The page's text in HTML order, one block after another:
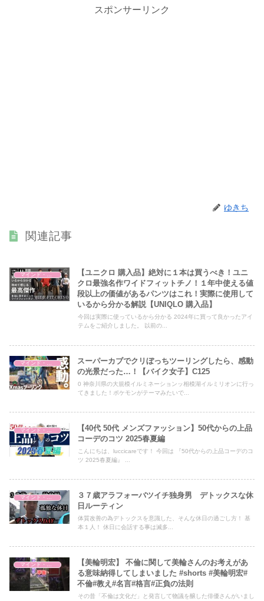
スポンサーリンク
ゆきち
関連記事
マインド・哲学
【ユニクロ 購入品】絶対に１本は買うべき！ユニ
クロ最強名作ワイドフィットチノ！１年中使える値
段以上の価値があるパンツはこれ！実際に使用して
いるから分かる解説【UNIQLO 購入品】
今回は実際に使っているから分かる 2024年に買って良かったアイ
テムをご紹介しました。 以前の...
マインド・哲学
スーパーカブでクリぼっちツーリングしたら、感動
の光景だった…！【バイク女子】C125
0 神奈川県の大規模イルミネーションッ相模湖イルミリオンに行っ
てきました！ポケモンがテーマみたいで...
マインド・哲学
【40代 50代 メンズファッション】50代からの上品
コーデのコツ 2025春夏編
こんにちは、luccicareです！ 今回は 『50代からの上品コーデのコ
ツ 2025春夏編』 ...
マインド・哲学
３７歳アラフォーバツイチ独身男 デトックスな休
日ルーティン
体質改善の為デトックスを意識した、そんな休日の過ごし方！ 基
本１人！ 休日に会話する事は滅多...
マインド・哲学
【美輪明宏】 不倫に関して美輪さんのお考えがあ
る意味納得してしまいました #shorts #美輪明宏#
不倫#教え#名言#格言#正負の法則
その昔「不倫は文化だ」と発言して物議を醸した俳優さんがいまし